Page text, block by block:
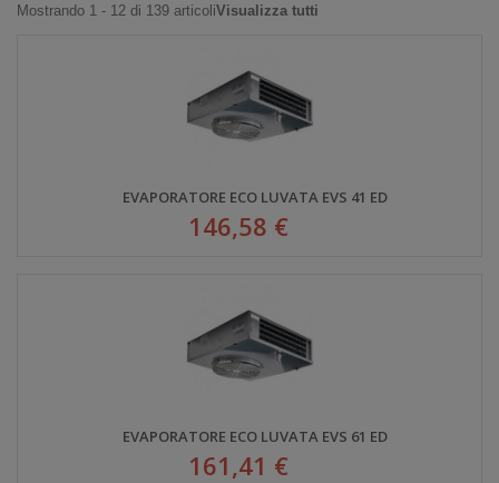
Mostrando 1 - 12 di 139 articoliVisualizza tutti
EVAPORATORE ECO LUVATA EVS 41 ED
146,58 €
EVAPORATORE ECO LUVATA EVS 61 ED
161,41 €